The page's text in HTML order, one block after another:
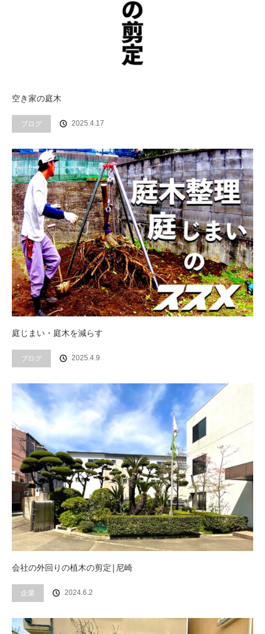
空き家の庭木
ブログ 2025.4.17
庭じまい・庭木を減らす
ブログ 2025.4.9
会社の外回りの植木の剪定|尼崎
企業 2024.6.2